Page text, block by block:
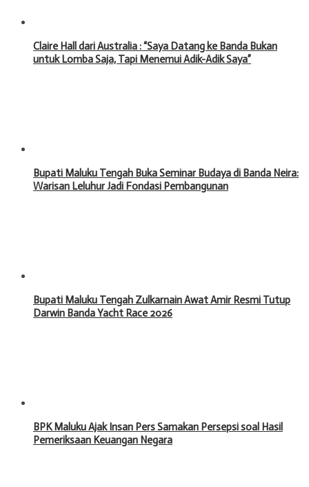
Claire Hall dari Australia : “Saya Datang ke Banda Bukan
untuk Lomba Saja, Tapi Menemui Adik-Adik Saya”
Bupati Maluku Tengah Buka Seminar Budaya di Banda Neira:
Warisan Leluhur Jadi Fondasi Pembangunan
Bupati Maluku Tengah Zulkarnain Awat Amir Resmi Tutup
Darwin Banda Yacht Race 2026
BPK Maluku Ajak Insan Pers Samakan Persepsi soal Hasil
Pemeriksaan Keuangan Negara